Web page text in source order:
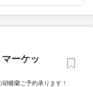
ーケッ
蝶蘭ご予約承ります！